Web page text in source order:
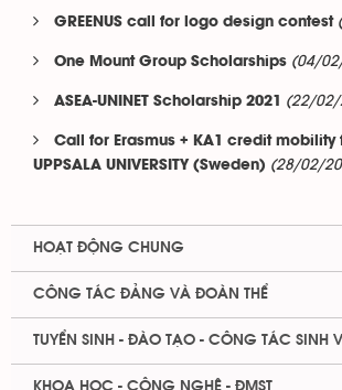
GREENUS call for logo design contest
One Mount Group Scholarships (04/
ASEA-UNINET Scholarship 2021 (22/02/
Call for Erasmus + KA1 credit mobility
UPPSALA UNIVERSITY (Sweden) (28/02/
HOẠT ĐỘNG CHUNG
CÔNG TÁC ĐẢNG VÀ ĐOÀN THỂ
TUYỂN SINH - ĐÀO TẠO - CÔNG TÁC SINH
KHOA HỌC - CÔNG NGHỆ - ĐMST